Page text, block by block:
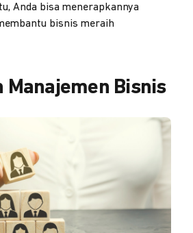
Anda bisa menerapkannya
bisnis meraih
Manajemen Bisnis